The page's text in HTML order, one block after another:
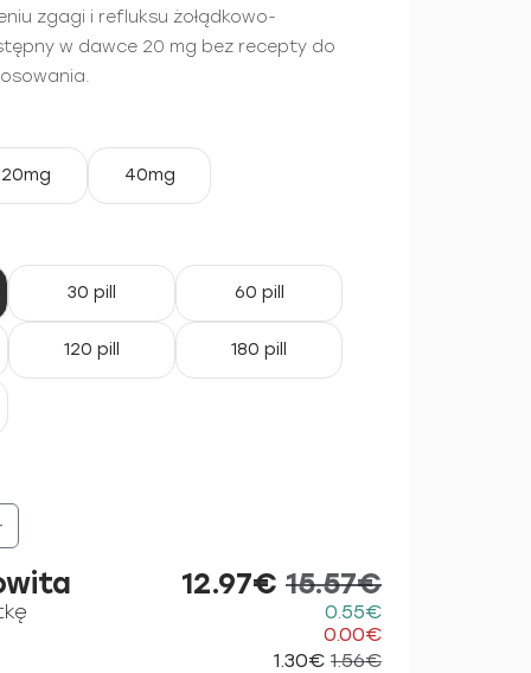
zgagi i refluksu żołądkowo-
w dawce 20 mg bez recepty do
20mg 40mg
30 pill 60 pill
120 pill 180 pill
12.97€ 15.57€
0.55€
0.00€
1.30€ 1.56€